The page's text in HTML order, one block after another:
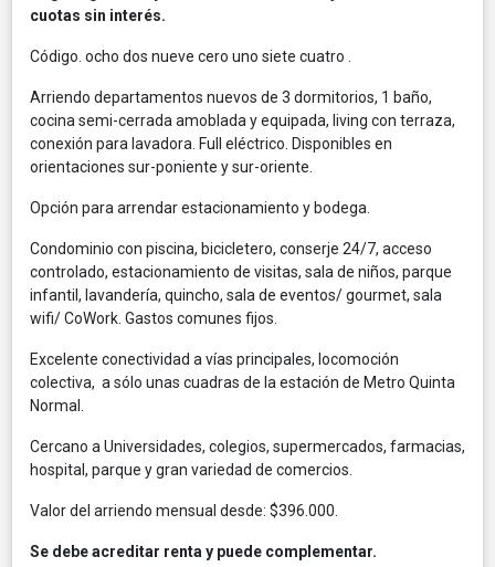
cuotas sin interés.
Código. ocho dos nueve cero uno siete cuatro .
Arriendo departamentos nuevos de 3 dormitorios, 1 baño,
cocina semi-cerrada amoblada y equipada, living con terraza,
conexión para lavadora. Full eléctrico. Disponibles en
orientaciones sur-poniente y sur-oriente.
Opción para arrendar estacionamiento y bodega.
Condominio con piscina, bicicletero, conserje 24/7, acceso
controlado, estacionamiento de visitas, sala de niños, parque
infantil, lavandería, quincho, sala de eventos/ gourmet, sala
wifi/ CoWork. Gastos comunes fijos.
Excelente conectividad a vías principales, locomoción
colectiva, a sólo unas cuadras de la estación de Metro Quinta
Normal.
Cercano a Universidades, colegios, supermercados, farmacias,
hospital, parque y gran variedad de comercios.
Valor del arriendo mensual desde: $396.000.
Se debe acreditar renta y puede complementar.